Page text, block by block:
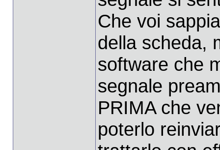
Che voi
della scheda,
software che
segnale
PRIMA che
poterlo